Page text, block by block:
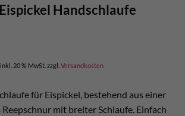
Handschlaufe
inkl. 20 % MwSt. zzgl. Versandkosten
für Eispickel, bestehend aus einer
mit breiter Schlaufe. Einfach